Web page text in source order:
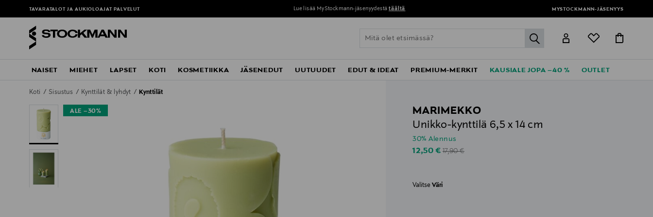
TAVARATALOT JA AUKIOLOAJAT PALVELUT Perustoimitus 0 € yli 120 euron ostoksista! MYSTOCKMANN-JÄSENYYS
label.header.go
NAISET MIEHET LAPSET KOTI KOSMETIIKKA JÄSENEDUT UUTUUDET EDUT & IDEAT PREMIUM-MERKIT KAUSIALE JOPA –40 % OUTLET
Koti Sisustus Kynttilät & lyhdyt Kynttilät
ALE –30%
MARIMEKKO
Unikko-kynttilä 6,5 x 14 cm
30% Alennus
Discounted Price
12,50 € Original Price
17,90 €
ValitseVäri